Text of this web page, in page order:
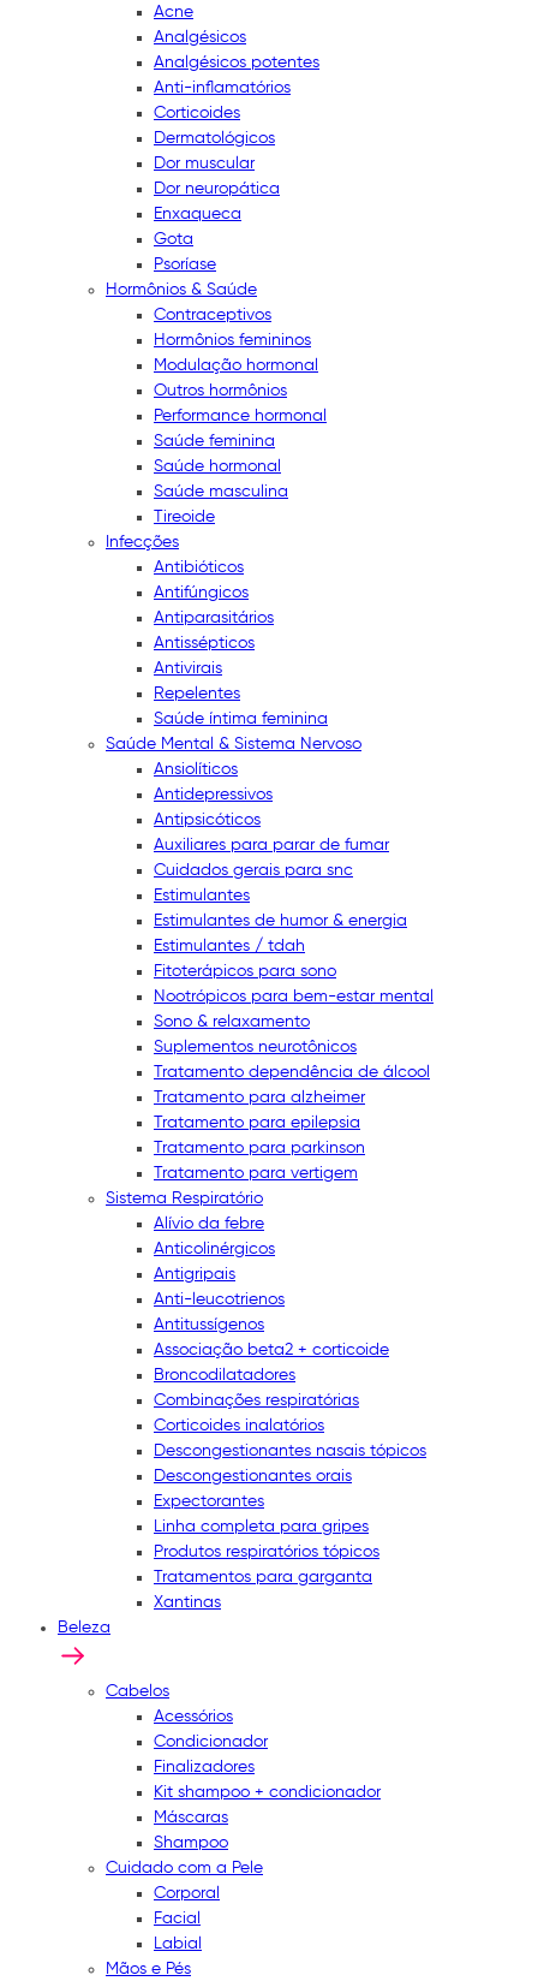
Acne
Analgésicos
Analgésicos potentes
Anti-inflamatórios
Corticoides
Dermatológicos
Dor muscular
Dor neuropática
Enxaqueca
Gota
Psoríase
Hormônios & Saúde
Contraceptivos
Hormônios femininos
Modulação hormonal
Outros hormônios
Performance hormonal
Saúde feminina
Saúde hormonal
Saúde masculina
Tireoide
Infecções
Antibióticos
Antifúngicos
Antiparasitários
Antissépticos
Antivirais
Repelentes
Saúde íntima feminina
Saúde Mental & Sistema Nervoso
Ansiolíticos
Antidepressivos
Antipsicóticos
Auxiliares para parar de fumar
Cuidados gerais para snc
Estimulantes
Estimulantes de humor & energia
Estimulantes / tdah
Fitoterápicos para sono
Nootrópicos para bem-estar mental
Sono & relaxamento
Suplementos neurotônicos
Tratamento dependência de álcool
Tratamento para alzheimer
Tratamento para epilepsia
Tratamento para parkinson
Tratamento para vertigem
Sistema Respiratório
Alívio da febre
Anticolinérgicos
Antigripais
Anti-leucotrienos
Antitussígenos
Associação beta2 + corticoide
Broncodilatadores
Combinações respiratórias
Corticoides inalatórios
Descongestionantes nasais tópicos
Descongestionantes orais
Expectorantes
Linha completa para gripes
Produtos respiratórios tópicos
Tratamentos para garganta
Xantinas
Beleza
Cabelos
Acessórios
Condicionador
Finalizadores
Kit shampoo + condicionador
Máscaras
Shampoo
Cuidado com a Pele
Corporal
Facial
Labial
Mãos e Pés